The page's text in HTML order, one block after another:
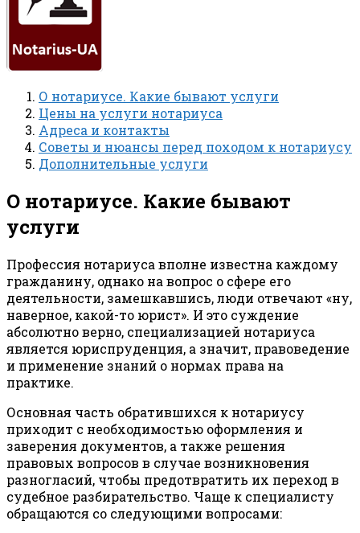
О нотариусе. Какие бывают услуги
Цены на услуги нотариуса
Адреса и контакты
Советы и нюансы перед походом к нотариусу
Дополнительные услуги
О нотариусе. Какие бывают
услуги
Профессия нотариуса вполне известна каждому
гражданину, однако на вопрос о сфере его
деятельности, замешкавшись, люди отвечают «ну,
наверное, какой-то юрист». И это суждение
абсолютно верно, специализацией нотариуса
является юриспруденция, а значит, правоведение
и применение знаний о нормах права на
практике.
Основная часть обратившихся к нотариусу
приходит с необходимостью оформления и
заверения документов, а также решения
правовых вопросов в случае возникновения
разногласий, чтобы предотвратить их переход в
судебное разбирательство. Чаще к специалисту
обращаются со следующими вопросами: